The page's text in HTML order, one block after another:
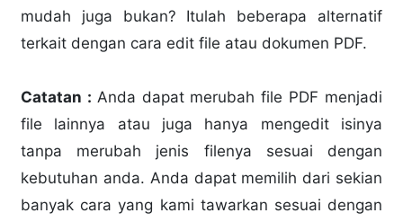
mudah juga bukan? Itulah beberapa alternatif
terkait dengan cara edit file atau dokumen PDF.
Catatan : Anda dapat merubah file PDF menjadi
file lainnya atau juga hanya mengedit isinya
tanpa merubah jenis filenya sesuai dengan
kebutuhan anda. Anda dapat memilih dari sekian
banyak cara yang kami tawarkan sesuai dengan